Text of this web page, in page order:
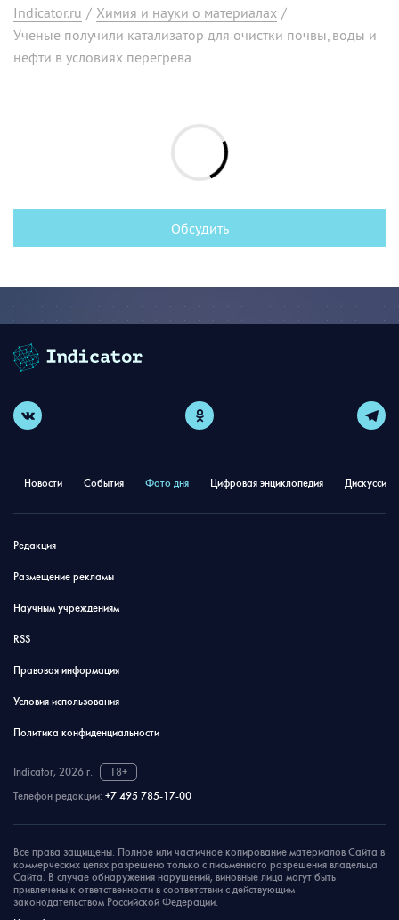
Indicator.ru / Химия и науки о материалах /
Ученые получили катализатор для очистки почвы, воды и
нефти в условиях перегрева
Обсудить
Новости События Фото дня Цифровая энциклопедия
Редакция
Размещение рекламы
Научным учреждениям
RSS
Правовая информация
Условия использования
Политика конфиденциальности
Indicator, 2026 г.
18+
Телефон редакции: +7 495 785-17-00
Все права защищены. Полное или частичное копирование материалов Сайта в
коммерческих целях разрешено только с письменного разрешения владельца
Сайта. В случае обнаружения нарушений, виновные лица могут быть
привлечены к ответственности в соответствии с действующим
законодательством Российской Федерации.